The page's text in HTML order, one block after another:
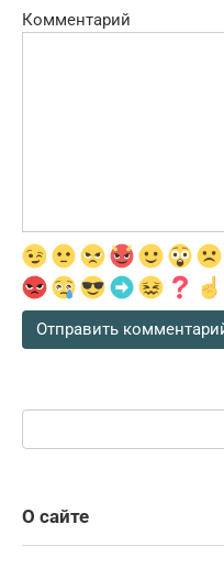
Комментарий
Поиск:
О сайте